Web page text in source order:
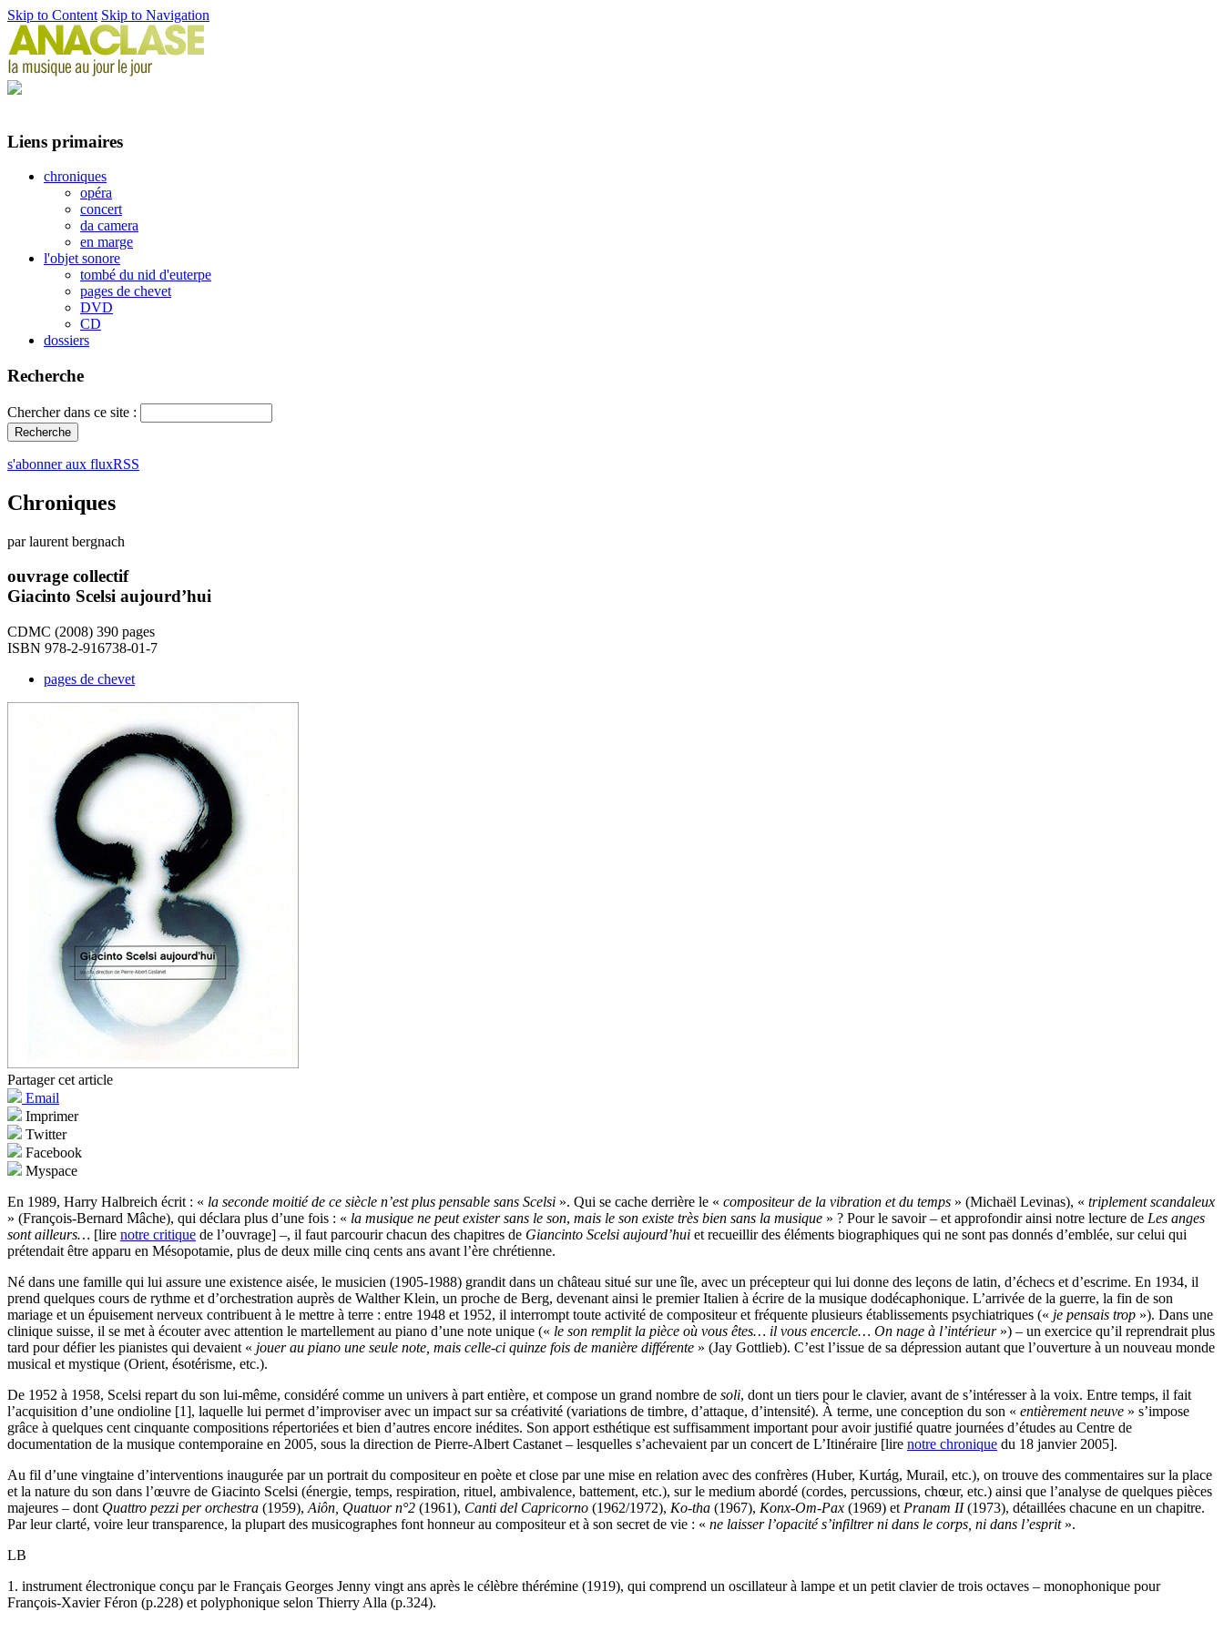
Skip to Content Skip to Navigation
Liens primaires
chroniques
opéra
concert
da camera
en marge
l'objet sonore
tombé du nid d'euterpe
pages de chevet
DVD
CD
dossiers
Recherche
Chercher dans ce site :
s'abonner aux fluxRSS
Chroniques
par laurent bergnach
ouvrage collectif
Giacinto Scelsi aujourd’hui
CDMC (2008) 390 pages
ISBN 978-2-916738-01-7
pages de chevet
Partager cet article
Email
Imprimer
Twitter
Facebook
Myspace
En 1989, Harry Halbreich écrit : « la seconde moitié de ce siècle n’est plus pensable sans Scelsi ». Qui se cache derrière le « compositeur de la vibration et du temps » (Michaël Levinas), « triplement scandaleux
» (François-Bernard Mâche), qui déclara plus d’une fois : « la musique ne peut exister sans le son, mais le son existe très bien sans la musique » ? Pour le savoir – et approfondir ainsi notre lecture de Les anges
sont ailleurs… [lire notre critique de l’ouvrage] –, il faut parcourir chacun des chapitres de Giancinto Scelsi aujourd’hui et recueillir des éléments biographiques qui ne sont pas donnés d’emblée, sur celui qui
prétendait être apparu en Mésopotamie, plus de deux mille cinq cents ans avant l’ère chrétienne.
Né dans une famille qui lui assure une existence aisée, le musicien (1905-1988) grandit dans un château situé sur une île, avec un précepteur qui lui donne des leçons de latin, d’échecs et d’escrime. En 1934, il
prend quelques cours de rythme et d’orchestration auprès de Walther Klein, un proche de Berg, devenant ainsi le premier Italien à écrire de la musique dodécaphonique. L’arrivée de la guerre, la fin de son
mariage et un épuisement nerveux contribuent à le mettre à terre : entre 1948 et 1952, il interrompt toute activité de compositeur et fréquente plusieurs établissements psychiatriques (« je pensais trop »). Dans une
clinique suisse, il se met à écouter avec attention le martellement au piano d’une note unique (« le son remplit la pièce où vous êtes… il vous encercle… On nage à l’intérieur») – un exercice qu’il reprendrait plus
tard pour défier les pianistes qui devaient « jouer au piano une seule note, mais celle-ci quinze fois de manière différente » (Jay Gottlieb). C’est l’issue de sa dépression autant que l’ouverture à un nouveau monde
musical et mystique (Orient, ésotérisme, etc.).
De 1952 à 1958, Scelsi repart du son lui-même, considéré comme un univers à part entière, et compose un grand nombre de soli, dont un tiers pour le clavier, avant de s’intéresser à la voix. Entre temps, il fait
l’acquisition d’une ondioline [1], laquelle lui permet d’improviser avec un impact sur sa créativité (variations de timbre, d’attaque, d’intensité). À terme, une conception du son « entièrement neuve » s’impose
grâce à quelques cent cinquante compositions répertoriées et bien d’autres encore inédites. Son apport esthétique est suffisamment important pour avoir justifié quatre journées d’études au Centre de
documentation de la musique contemporaine en 2005, sous la direction de Pierre-Albert Castanet – lesquelles s’achevaient par un concert de L’Itinéraire [lire notre chronique du 18 janvier 2005].
Au fil d’une vingtaine d’interventions inaugurée par un portrait du compositeur en poète et close par une mise en relation avec des confrères (Huber, Kurtág, Murail, etc.), on trouve des commentaires sur la place
et la nature du son dans l’œuvre de Giacinto Scelsi (énergie, temps, respiration, rituel, ambivalence, battement, etc.), sur le medium abordé (cordes, percussions, chœur, etc.) ainsi que l’analyse de quelques pièces
majeures – dont Quattro pezzi per orchestra (1959), Aiôn, Quatuor n°2 (1961), Canti del Capricorno (1962/1972), Ko-tha (1967), Konx-Om-Pax (1969) et Pranam II(1973), détaillées chacune en un chapitre.
Par leur clarté, voire leur transparence, la plupart des musicographes font honneur au compositeur et à son secret de vie : « ne laisser l’opacité s’infiltrer ni dans le corps, ni dans l’esprit».
LB
1. instrument électronique conçu par le Français Georges Jenny vingt ans après le célèbre thérémine (1919), qui comprend un oscillateur à lampe et un petit clavier de trois octaves – monophonique pour
François-Xavier Féron (p.228) et polyphonique selon Thierry Alla (p.324).